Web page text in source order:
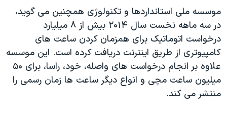
موسسه ملی استانداردها و تکنولوژی همچنين می گويد،
در سه ماهه نخست سال ۲۰۱۴ بيش از ۸ ميليارد
درخواست اتوماتيک برای همزمان کردن ساعت های
کامپيوتری از طريق اينترنت دريافت کرده است. اين موسسه
علاوه بر انجام درخواست های واصله، خود، راسا، برای ۵۰
ميليون ساعت مچی و انواع ديگر ساعت ها زمان رسمی را
منتشر می کند.